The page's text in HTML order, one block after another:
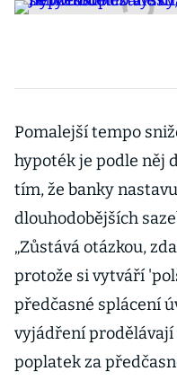
Pomalejší tempo
hypoték je podle něj
tím, že banky
dlouhodobějších
„Zůstává otázkou,
protože si vytváří
předčasné splácení
vyjádření prodělávají
poplatek za